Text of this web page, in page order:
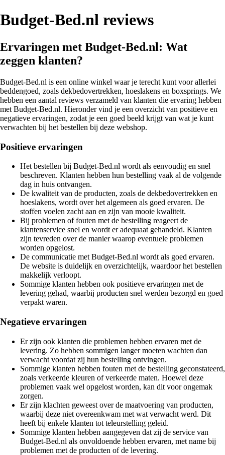
Budget-Bed.nl reviews
Ervaringen met Budget-Bed.nl: Wat
zeggen klanten?
Budget-Bed.nl is een online winkel waar je terecht kunt voor allerlei
beddengoed, zoals dekbedovertrekken, hoeslakens en boxsprings. We
hebben een aantal reviews verzameld van klanten die ervaring hebben
met Budget-Bed.nl. Hieronder vind je een overzicht van positieve en
negatieve ervaringen, zodat je een goed beeld krijgt van wat je kunt
verwachten bij het bestellen bij deze webshop.
Positieve ervaringen
Het bestellen bij Budget-Bed.nl wordt als eenvoudig en snel
beschreven. Klanten hebben hun bestelling vaak al de volgende
dag in huis ontvangen.
De kwaliteit van de producten, zoals de dekbedovertrekken en
hoeslakens, wordt over het algemeen als goed ervaren. De
stoffen voelen zacht aan en zijn van mooie kwaliteit.
Bij problemen of fouten met de bestelling reageert de
klantenservice snel en wordt er adequaat gehandeld. Klanten
zijn tevreden over de manier waarop eventuele problemen
worden opgelost.
De communicatie met Budget-Bed.nl wordt als goed ervaren.
De website is duidelijk en overzichtelijk, waardoor het bestellen
makkelijk verloopt.
Sommige klanten hebben ook positieve ervaringen met de
levering gehad, waarbij producten snel werden bezorgd en goed
verpakt waren.
Negatieve ervaringen
Er zijn ook klanten die problemen hebben ervaren met de
levering. Zo hebben sommigen langer moeten wachten dan
verwacht voordat zij hun bestelling ontvingen.
Sommige klanten hebben fouten met de bestelling geconstateerd,
zoals verkeerde kleuren of verkeerde maten. Hoewel deze
problemen vaak wel opgelost worden, kan dit voor ongemak
zorgen.
Er zijn klachten geweest over de maatvoering van producten,
waarbij deze niet overeenkwam met wat verwacht werd. Dit
heeft bij enkele klanten tot teleurstelling geleid.
Sommige klanten hebben aangegeven dat zij de service van
Budget-Bed.nl als onvoldoende hebben ervaren, met name bij
problemen met de producten of de levering.